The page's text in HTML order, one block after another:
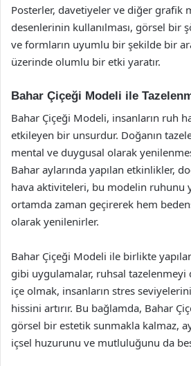
Posterler, davetiyeler ve diğer grafik
desenlerinin kullanılması, görsel bir
ve formların uyumlu bir şekilde bir
üzerinde olumlu bir etki yaratır.
Bahar Çiçeği Modeli ile
Bahar Çiçeği Modeli, insanların ruh
etkileyen bir unsurdur. Doğanın
mental ve duygusal olarak
Bahar aylarında yapılan etkinlikler,
hava aktiviteleri, bu modelin ruhunu
ortamda zaman geçirerek hem
olarak yenilenirler.
Bahar Çiçeği Modeli ile birlikte
gibi uygulamalar, ruhsal tazelenmeyi
içe olmak, insanların stres
hissini artırır. Bu bağlamda, Bahar
görsel bir estetik sunmakla kalmaz,
içsel huzurunu ve mutluluğunu da